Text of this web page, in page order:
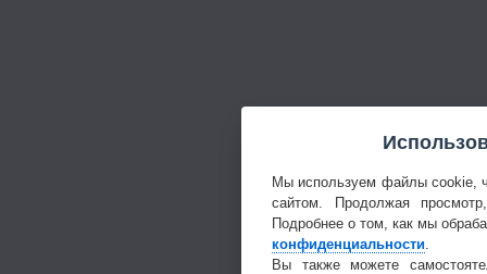
Мы используем файлы cookie,
сайтом. Продолжая
Подробнее о том, как мы
конфиденциальности
Вы также можете